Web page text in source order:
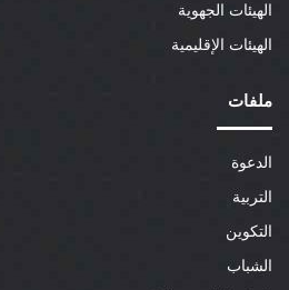
الهيئات الجهوية
الهيئات الإقليمية
ملفات
الدعوة
التربية
التكوين
الشباب